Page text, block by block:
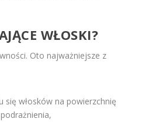
WŁOSKI?
Oto najważniejsze z
się włosków na powierzchnię